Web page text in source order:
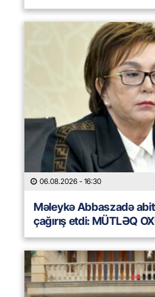
06.08.2026 - 16:30
Məleykə Abbaszadə
çağırış etdi: MÜTLƏQ